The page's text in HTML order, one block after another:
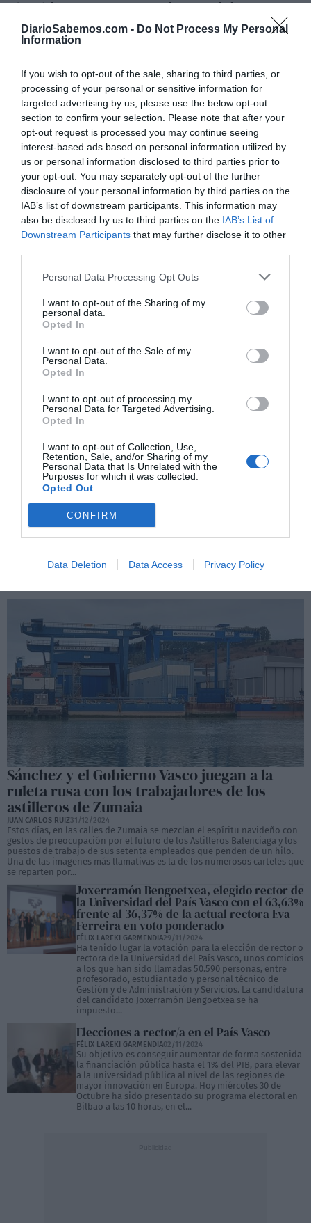
DiarioSabemos.com - Do Not Process My Personal
Information
If you wish to opt-out of the sale, sharing to third parties, or
processing of your personal or sensitive information for
targeted advertising by us, please use the below opt-out
section to confirm your selection. Please note that after your
opt-out request is processed you may continue seeing
interest-based ads based on personal information utilized by
us or personal information disclosed to third parties prior to
your opt-out. You may separately opt-out of the further
disclosure of your personal information by third parties on the
IAB’s list of downstream participants. This information may
also be disclosed by us to third parties on the IAB’s List of
Downstream Participants that may further disclose it to other
Personal Data Processing Opt Outs
I want to opt-out of the Sharing of my
personal data.
Opted In
I want to opt-out of the Sale of my
Personal Data.
Opted In
I want to opt-out of processing my
Personal Data for Targeted Advertising.
Opted In
I want to opt-out of Collection, Use,
Retention, Sale, and/or Sharing of my
Personal Data that Is Unrelated with the
Purposes for which it was collected.
Opted Out
CONFIRM
Data Deletion Data Access Privacy Policy
El Gobierno vasco permite participar a
menores de edad en campañas de caza
mayor
Gobierno vasco de permitir a menores de edad participar en graves
amenazas cinegéticas. Esta medida supone un grave retroceso en la
construcción de una sociedad basada en el respeto, la empatía y una
cultura de paz, además de poner en peligro la...
¡BASTA YA¡
FÉLIX LAREKI GARMENDIA21/01/2025
Al habla con el presidente de EUSPEL Joseba Saralegui:
Relata - “Hace escasos meses, el 19 de Setiembre del
2024, la Asociación sindical EUSPEL de la Ertzaintza,
Policía Vasca, anunciaba que en esa misma fecha
habían presentado, al actual Lehendakari y al
Consejero de Interior, sus peticiones” ¿Recordamos?
Si, decíamos “Euspel, Asociación Sindical,...
Un estudio de la Universidad del País Vasco
demuestra que una molécula produce una
mejora cognitiva en roedores con
principio de alzhéimer
FÉLIX LAREKI GARMENDIA
Un estudio de la UPV/EHU prueba que el fármaco
Neurodegeneración de la UPV/EHU ha dado con un
Sánchez y el Gobierno Vasco juegan a la
ruleta rusa con los trabajadores de los
astilleros de Zumaia
JUAN CARLOS RUIZ31/12/2024
Estos días, en las calles de Zumaia se mezclan el espíritu navideño con
gestos de preocupación por el futuro de los Astilleros Balenciaga y los
puestos de trabajo de sus setenta empleados que penden de un hilo.
Una de las imagenes más llamativas es la de los numerosos carteles que
se reparten por...
Joxerramón Bengoetxea, elegido rector de
la Universidad del País Vasco con el 63,63%
frente al 36,37% de la actual rectora Eva
Ferreira en voto ponderado
FÉLIX LAREKI GARMENDIA29/11/2024
Ha tenido lugar la votación para la elección de rector o
rectora de la Universidad del País Vasco, unos comicios
a los que han sido llamadas 50.590 personas, entre
profesorado, estudiantado y personal técnico de
Gestión y de Administración y Servicios. La candidatura
del candidato Joxerramón Bengoetxea se ha
impuesto...
Elecciones a rector/a en el País Vasco
FÉLIX LAREKI GARMENDIA02/11/2024
Su objetivo es conseguir aumentar de forma sostenida
la financiación pública hasta el 1% del PIB, para elevar
a la universidad pública al nivel de las regiones de
mayor innovación en Europa. Hoy miércoles 30 de
Octubre ha sido presentado su programa electoral en
Bilbao a las 10 horas, en el...